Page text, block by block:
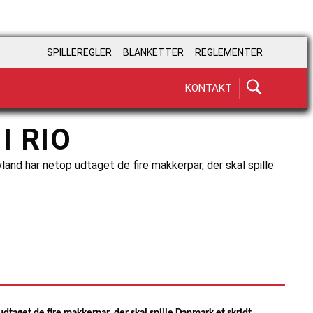
SPILLEREGLER BLANKETTER REGLEMENTER
KONTAKT
RIO
har netop udtaget de fire makkerpar, der skal spille